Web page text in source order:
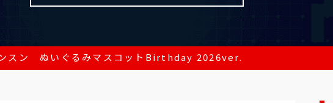
スン ぬいぐるみマスコットBirthday 2026ver.